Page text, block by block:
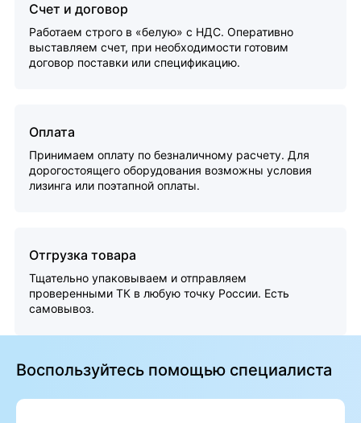
Счет и договор
Работаем строго в «белую» с НДС. Оперативно
выставляем счет, при необходимости готовим
договор поставки или спецификацию.
Оплата
Принимаем оплату по безналичному расчету. Для
дорогостоящего оборудования возможны условия
лизинга или поэтапной оплаты.
Отгрузка товара
Тщательно упаковываем и отправляем
проверенными ТК в любую точку России. Есть
самовывоз.
Воспользуйтесь помощью специалиста